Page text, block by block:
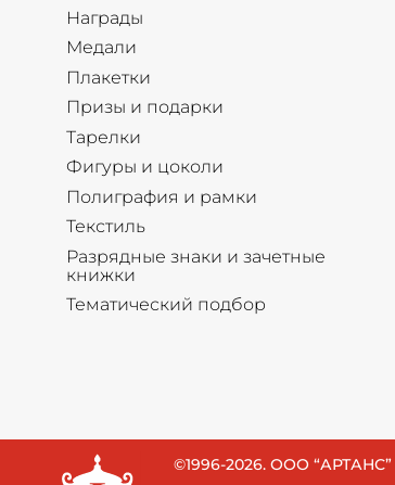
Награды
Медали
Плакетки
Призы и подарки
Тарелки
Фигуры и цоколи
Полиграфия и рамки
Текстиль
Разрядные знаки и зачетные
книжки
Тематический подбор
©1996-2026. ООО “АРТАНС”